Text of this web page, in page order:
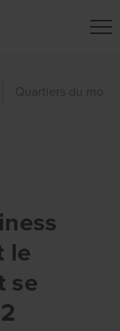
Quartiers du
le
se